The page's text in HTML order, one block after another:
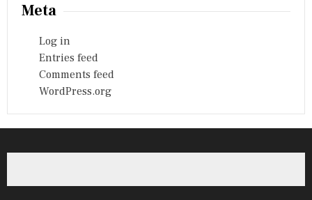
Meta
Log in
Entries feed
Comments feed
WordPress.org